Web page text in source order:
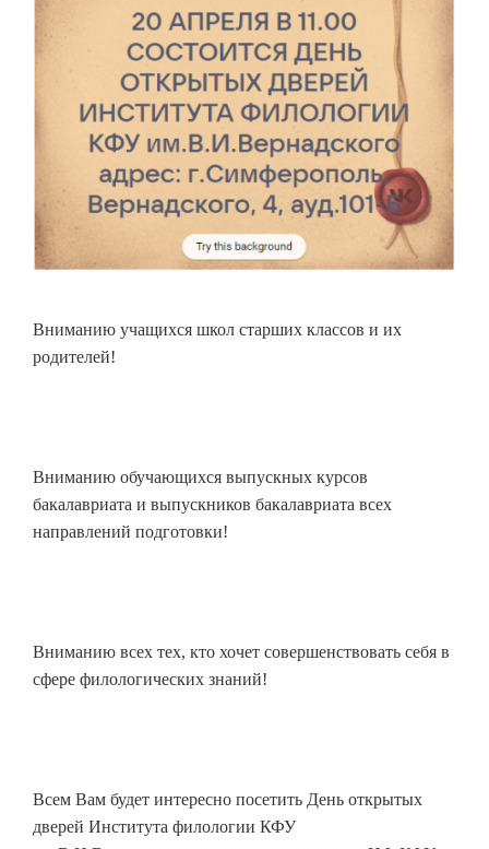
Вниманию учащихся школ старших классов и их
родителей!
Вниманию обучающихся выпускных курсов
бакалавриата и выпускников бакалавриата всех
направлений подготовки!
Вниманию всех тех, кто хочет совершенствовать себя в
сфере филологических знаний!
Всем Вам будет интересно посетить День открытых
дверей Института филологии КФУ